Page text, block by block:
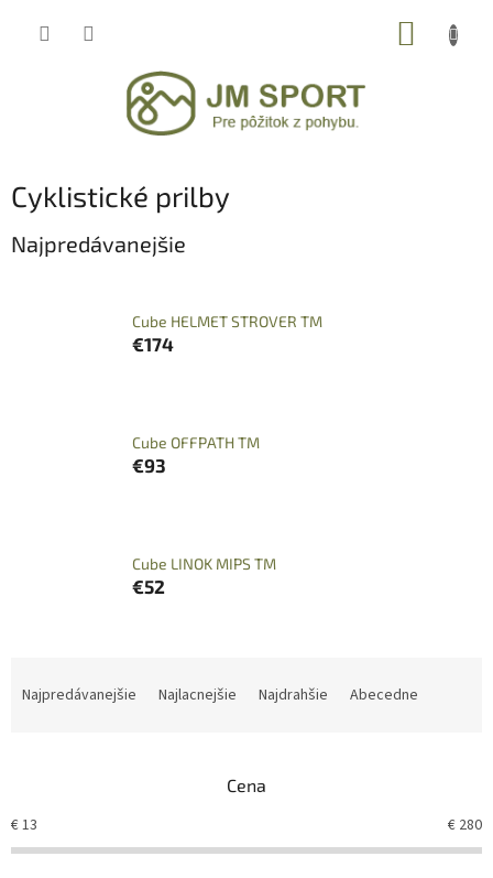
Cyklistické prilby
Najpredávanejšie
Cube HELMET STROVER TM
€174
Cube OFFPATH TM
€93
Cube LINOK MIPS TM
€52
e
p
r
Najpredávanejšie Najlacnejšie Najdrahšie Abecedne
Cena
€13 € 280